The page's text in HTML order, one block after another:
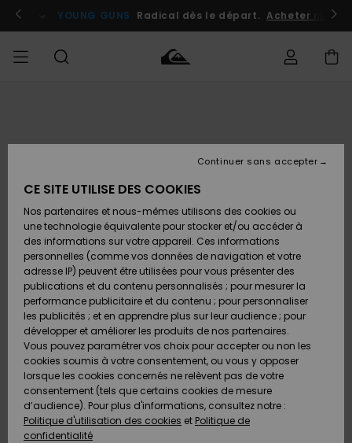
l'information
le
Se connecter / s'inscrire
YOUNG GUNS Radical dès le départ. Acheter
Chaussures
& Tongs
Surf
Snow
Nouveautés
Chaussures
& Tongs
Surf
Snow
Nouveautés
FEMME
A
Découvrir
Snow
SURF
Surf
Shop
Enfant
Highlights
Communauté
SNOW
Snow
Shop
Enfant
Snow
Shop
Femme
A
Découvrir
Communauté
OUTLET
Enfant
Outlet
Femme
AIDE &
CONTACT
Retours
Paiement
Carte
Cadeau
Quiksilver
Freedom
Protection
des
MAGASINS
CE SITE UTILISE DES COOKIES
Nos partenaires et nous-mêmes utilisons des cookies ou
une technologie équivalente pour stocker et/ou accéder à
des informations sur votre appareil. Ces informations
personnelles (comme vos données de navigation et votre
adresse IP) peuvent être utilisées pour vous présenter des
publications et du contenu personnalisés ; pour mesurer la
performance publicitaire et du contenu ; pour personnaliser
les publicités ; et en apprendre plus sur leur audience ; pour
développer et améliorer les produits de nos partenaires.
Vous pouvez paramétrer vos choix pour accepter ou non les
cookies soumis à votre consentement, ou vous y opposer
lorsque les cookies concernés ne relèvent pas de votre
consentement (tels que certains cookies de mesure
d’audience). Pour plus d'informations, consultez notre :
Politique d'utilisation des cookies et Politique de
confidentialité
Continuer sans accepter